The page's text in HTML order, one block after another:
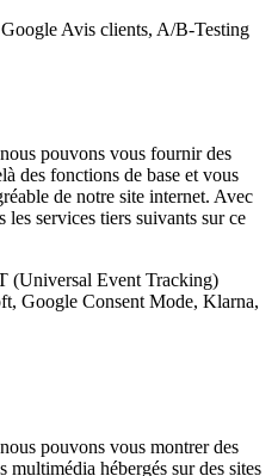
Avis clients, A/B-Testing
pouvons vous fournir des
des fonctions de base et vous
de notre site internet. Avec
services tiers suivants sur ce
(Universal Event Tracking)
Google Consent Mode, Klarna,
pouvons vous montrer des
multimédia hébergés sur des sites